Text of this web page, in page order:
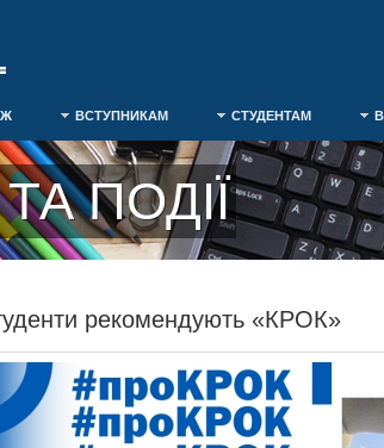
ВСТУПНИКАМ СТУДЕНТАМ
ПОДІЇ
рекомендують «КРОК»